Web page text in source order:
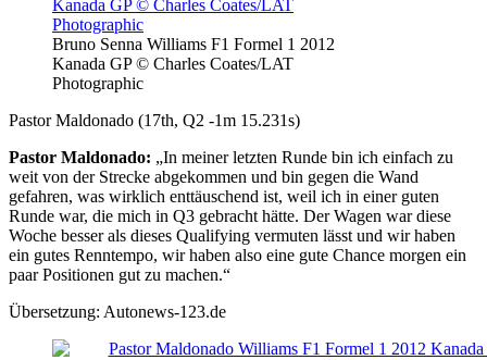
Bruno Senna Williams F1 Formel 1 2012
Kanada GP © Charles Coates/LAT
Photographic
Pastor Maldonado (17th, Q2 -1m 15.231s)
Pastor Maldonado: „In meiner letzten Runde bin ich einfach zu
weit von der Strecke abgekommen und bin gegen die Wand
gefahren, was wirklich enttäuschend ist, weil ich in einer guten
Runde war, die mich in Q3 gebracht hätte. Der Wagen war diese
Woche besser als dieses Qualifying vermuten lässt und wir haben
ein gutes Renntempo, wir haben also eine gute Chance morgen ein
paar Positionen gut zu machen.“
Übersetzung: Autonews-123.de